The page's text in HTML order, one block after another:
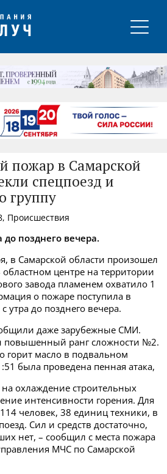
пожар в Самарской
спецпоезд и
группу
Происшествия
до позднего вечера.
в Самарской области произошел
центре на территории
завода пламенем охватило 1
о пожаре поступила в
утра до позднего вечера.
даже зарубежные СМИ.
повышенный ранг сложности №2.
горит масло в подвальном
была проведена пенная атака,
охлаждение строительных
интенсивности горения. Для
человек, 38 единиц техники, в
Сил и средств достаточно,
нет, – сообщил с места пожара
МЧС по Самарской